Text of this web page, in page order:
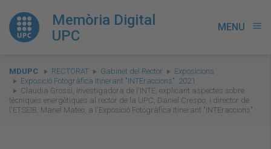
Memòria Digital
UPC
MENU menu
You
are
here:
MDUPC RECTORAT Gabinet del Rector
Exposicions
Exposició Fotogràfica Itinerant "INTEraccions". 2021
Claudia Grossi, investigadora de l'INTE, explicant aspectes sobre
tècniques energètiques al rector de la UPC, Daniel Crespo, i director de
l'ETSEIB, Manel Mateo, a l'Exposició Fotogràfica Itinerant "INTEraccions"